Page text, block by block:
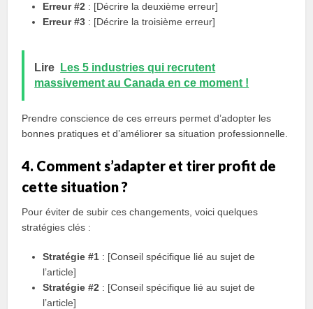
Erreur #2 : [Décrire la deuxième erreur]
Erreur #3 : [Décrire la troisième erreur]
Lire
Les 5 industries qui recrutent
massivement au Canada en ce moment !
Prendre conscience de ces erreurs permet d’adopter les
bonnes pratiques et d’améliorer sa situation professionnelle.
4. Comment s’adapter et tirer profit de
cette situation ?
Pour éviter de subir ces changements, voici quelques
stratégies clés :
Stratégie #1 : [Conseil spécifique lié au sujet de
l’article]
Stratégie #2 : [Conseil spécifique lié au sujet de
l’article]